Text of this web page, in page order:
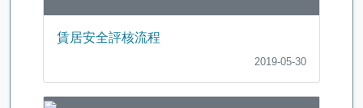
賃居安全評核流程
2019-05-30